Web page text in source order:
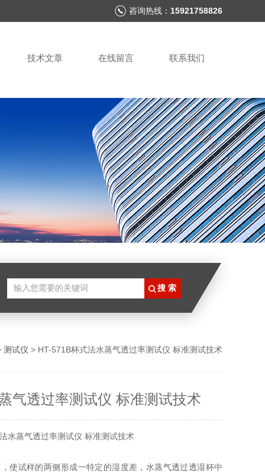
咨询热线： 15921758826
技术文章 在线留言 联系我们
测试仪 > HT-571B杯式法水蒸气透过率测试仪 标准测试技术
气透过率测试仪 标准测试技术
水蒸气透过率测试仪 标准测试技术
使试样的两侧形成一特定的湿度差，水蒸气透过透湿杯中